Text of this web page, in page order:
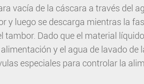
vacía de la cáscara a través del
y luego se descarga mientras la
tambor. Dado que el material
y el agua de lavado de
especiales para controlar la